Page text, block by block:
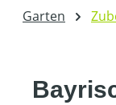
Garten